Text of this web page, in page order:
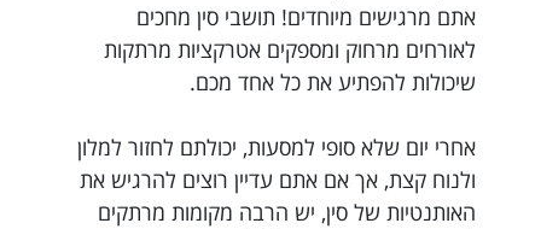
אתם מרגישים מיוחדים! תושבי סין מחכים
לאורחים מרחוק ומספקים אטרקציות מרתקות
שיכולות להפתיע את כל אחד מכם.
אחרי יום שלא סופי למסעות, יכולתם לחזור למלון
ולנוח קצת, אך אם אתם עדיין רוצים להרגיש את
האותנטיות של סין, יש הרבה מקומות מרתקים